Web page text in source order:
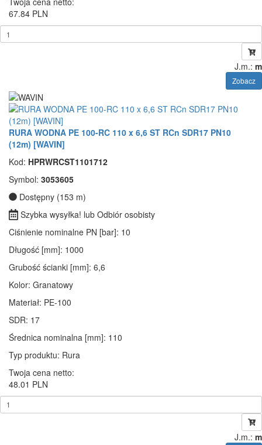
67.84 PLN
J.m.: m
Zobacz
RURA WODNA PE 100-RC 110 x 6,6 ST RCn SDR17 PN10
(12m) [WAVIN]
Kod: HPRWRCST1101712
Symbol: 3053605
Dostępny (153 m)
Szybka wysyłka! lub Odbiór osobisty
Ciśnienie nominalne PN [bar]: 10
Długość [mm]: 1000
Grubość ścianki [mm]: 6,6
Kolor: Granatowy
Materiał: PE-100
SDR: 17
Średnica nominalna [mm]: 110
Typ produktu: Rura
Twoja cena netto:
48.01 PLN
J.m.: m